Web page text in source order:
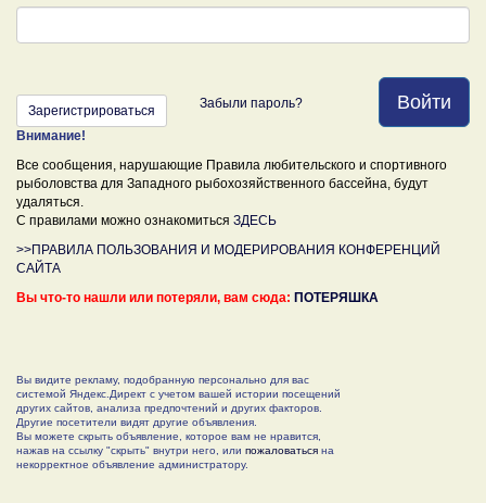
Войти
Зарегистрироваться Забыли пароль?
Внимание!
Все сообщения, нарушающие Правила любительского и спортивного
рыболовства для Западного рыбохозяйственного бассейна, будут
удаляться.
С правилами можно ознакомиться ЗДЕСЬ
>>ПРАВИЛА ПОЛЬЗОВАНИЯ И МОДЕРИРОВАНИЯ КОНФЕРЕНЦИЙ
САЙТА
Вы что-то нашли или потеряли, вам сюда: ПОТЕРЯШКА
Вы видите рекламу, подобранную персонально для вас
системой Яндекс.Директ с учетом вашей истории посещений
других сайтов, анализа предпочтений и других факторов.
Другие посетители видят другие объявления.
Вы можете скрыть объявление, которое вам не нравится,
нажав на ссылку "скрыть" внутри него, или пожаловаться на
некорректное объявление администратору.